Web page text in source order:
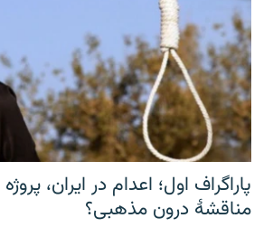
پاراگراف اول؛ اعدام در ایران،
مناقشهٔ درون مذهبی؟